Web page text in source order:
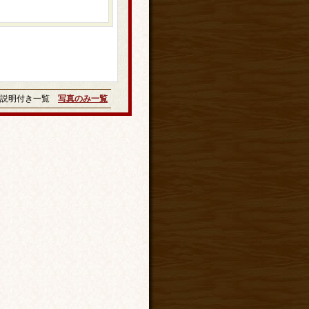
明付き一覧 写真のみ一覧